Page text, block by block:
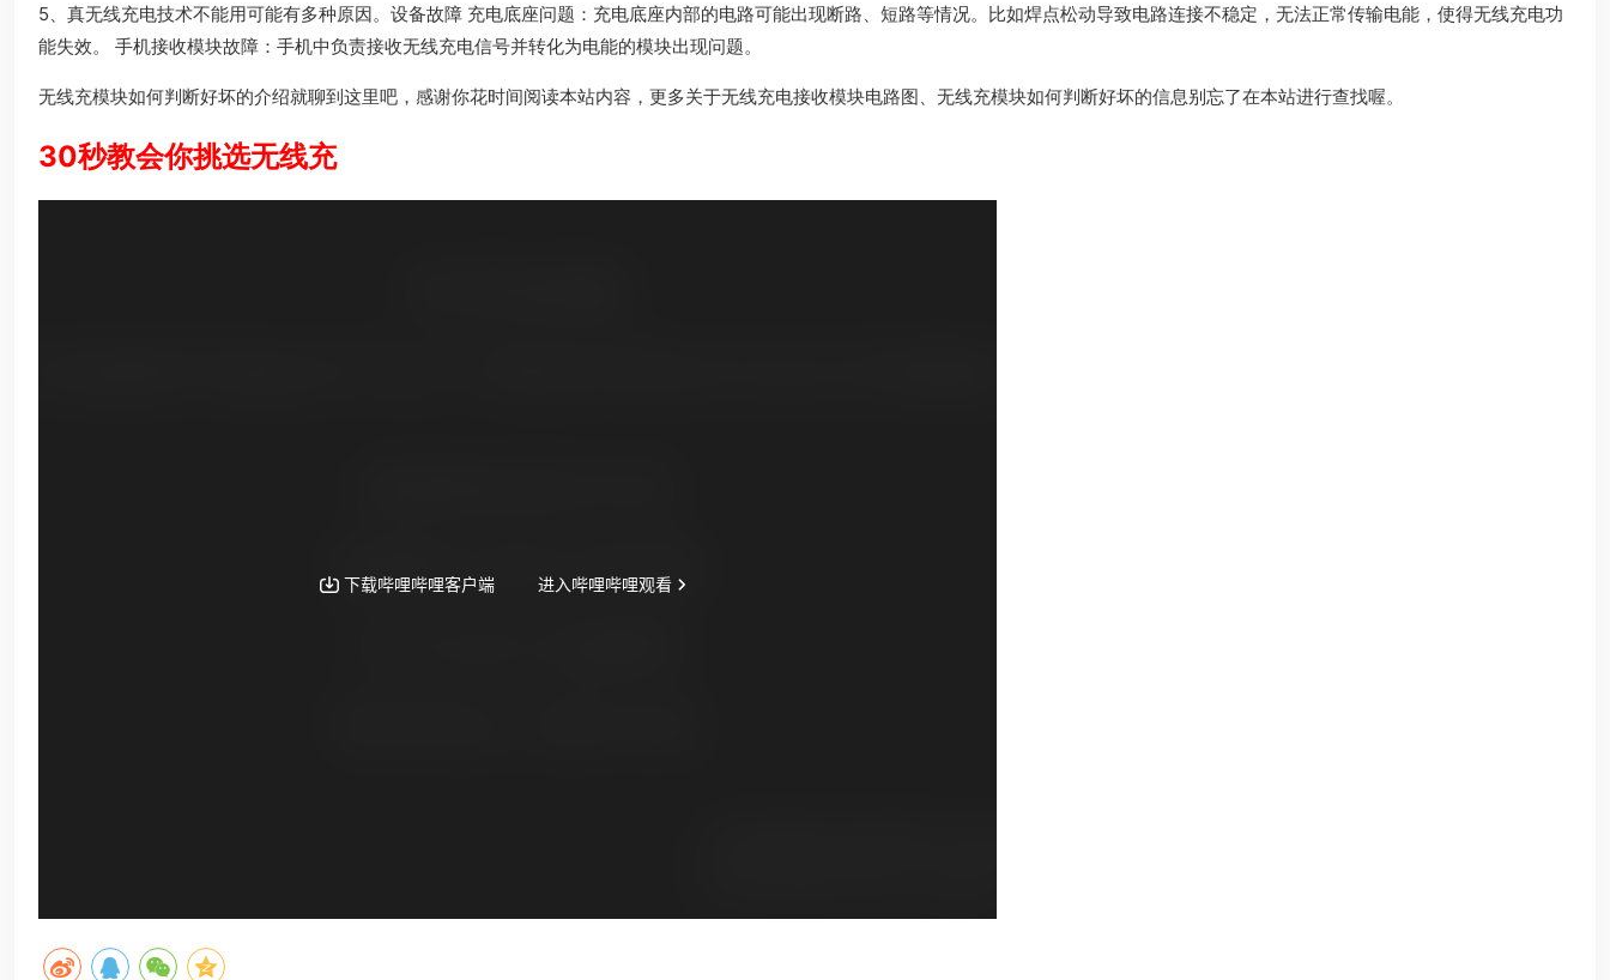
5、真无线充电技术不能用可能有多种原因。设备故障 充电底座问题：充电底座内部的电路可能出现断路、短路等情况。比如焊点松动导致电路连接不稳定，无法正常传输电能，使得无线充电功
能失效。 手机接收模块故障：手机中负责接收无线充电信号并转化为电能的模块出现问题。
无线充模块如何判断好坏的介绍就聊到这里吧，感谢你花时间阅读本站内容，更多关于无线充电接收模块电路图、无线充模块如何判断好坏的信息别忘了在本站进行查找喔。
30秒教会你挑选无线充